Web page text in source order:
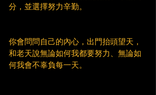
分，並選擇努力辛勤。
你會問問自己的內心，出門抬頭望天，
和老天說無論如何我都要努力、無論如
何我會不辜負每一天。